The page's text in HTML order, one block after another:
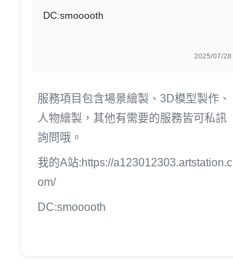
DC:smooooth
2025/07/28
服務項目包含場景繪製、3D模型製作、
人物繪製，其他有需要的服務皆可私訊
詢問哦。
我的A站:https://a123012303.artstation.c
om/
DC:smooooth